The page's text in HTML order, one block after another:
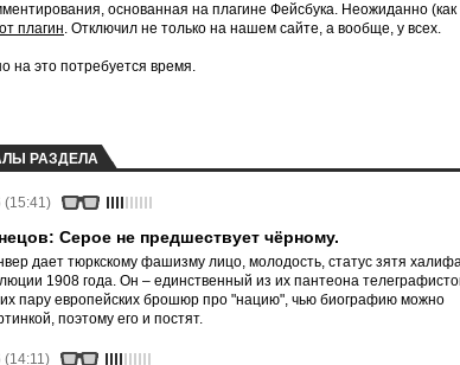
основанная на плагине Фейсбука. Неожиданно (как
плагин. Отключил не только на нашем сайте, а вообще, у всех.
на это потребуется время.
РАЗДЕЛА
(15:41)
Серое не предшествует чёрному.
дает тюркскому фашизму лицо, молодость, статус зятя
1908 года. Он – единственный из их пантеона
пару европейских брошюр про "нацию", чью биографию можно
поэтому его и постят.
(14:11)